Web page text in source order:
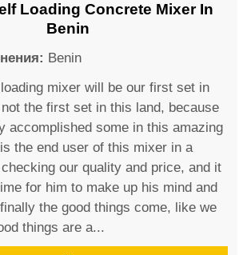
Loading Concrete Mixer In
Benin
Benin
mixer will be our first set in
the first set in this land, because
accomplished some in this amazing
the end user of this mixer in a
our quality and price, and it
for him to make up his mind and
the good things come, like we
things are a...